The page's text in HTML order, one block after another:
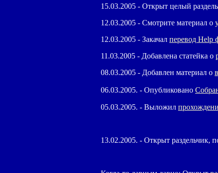
15.03.2005 - Открыт целый
12.03.2005 - Смотрите материал о
12.03.2005 - Закачал перевод Help
11.03.2005 - Добавлена статейка о
08.03.2005 - Добавлен материал о
06.03.2005. - Опубликовано
05.03.2005. - Выложил
13.02.2005. - Открыт раздельчик,